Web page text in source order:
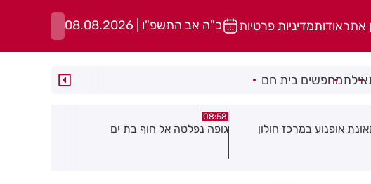
אתראודותמדיניות פרטיות כ"ה אב התשפ"ו | 08.08.2026
אילתמחפשים בית חם
אל חוף בת ים
08:29
חשד להצתה בשלושה מוקדים ברמת